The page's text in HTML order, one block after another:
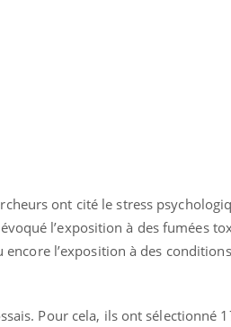
ont cité le stress
l’exposition à des fumées
l’exposition à des
Pour cela, ils ont sélectionné